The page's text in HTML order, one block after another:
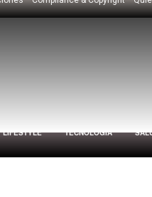
LIFESTYLE TECNOLOGÍA